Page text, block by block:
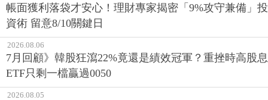
帳面獲利落袋才安心！理財專家揭密「9%攻守兼備」投
資術 留意8/10關鍵日
2026.08.06
7月回顧》韓股狂瀉22%竟還是績效冠軍？重挫時高股息
ETF只剩一檔贏過0050
2026.08.05